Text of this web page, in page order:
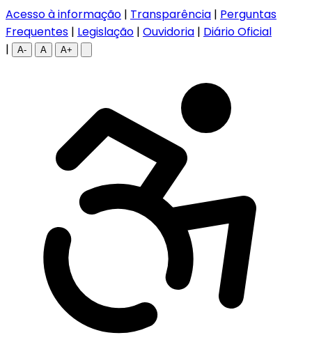
Acesso à informação | Transparência | Perguntas
Frequentes | Legislação | Ouvidoria | Diário Oficial
|
A- A A+